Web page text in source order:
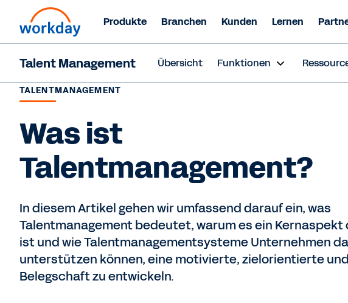
Produkte Branchen Kunden Lernen
Talent Management Übersicht Funktionen
TALENTMANAGEMENT
Was ist
Talentmanagement?
In diesem Artikel gehen wir umfassend darauf ein, was
Talentmanagement bedeutet, warum es ein Kernaspekt
ist und wie Talentmanagementsysteme Unternehmen
unterstützen können, eine motivierte, zielorientierte
Belegschaft zu entwickeln.